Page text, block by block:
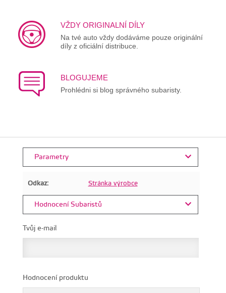
VŽDY ORIGINALNÍ DÍLY
Na tvé auto vždy dodáváme pouze originální
díly z oficiální distribuce.
BLOGUJEME
Prohlédni si blog správného subaristy.
Parametry
Odkaz: Stránka výrobce
Hodnocení Subaristů
Tvůj e-mail
Hodnocení produktu